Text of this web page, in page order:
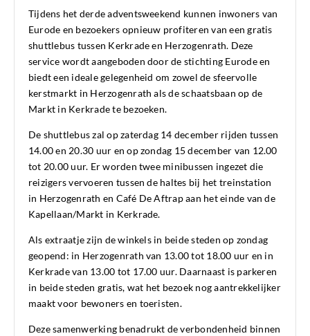
Tijdens het derde adventsweekend kunnen inwoners van
Eurode en bezoekers opnieuw profiteren van een gratis
shuttlebus tussen Kerkrade en Herzogenrath. Deze
service wordt aangeboden door de stichting Eurode en
biedt een ideale gelegenheid om zowel de sfeervolle
kerstmarkt in Herzogenrath als de schaatsbaan op de
Markt in Kerkrade te bezoeken.
De shuttlebus zal op zaterdag 14 december rijden tussen
14.00 en 20.30 uur en op zondag 15 december van 12.00
tot 20.00 uur. Er worden twee minibussen ingezet die
reizigers vervoeren tussen de haltes bij het treinstation
in Herzogenrath en Café De Aftrap aan het einde van de
Kapellaan/Markt in Kerkrade.
Als extraatje zijn de winkels in beide steden op zondag
geopend: in Herzogenrath van 13.00 tot 18.00 uur en in
Kerkrade van 13.00 tot 17.00 uur. Daarnaast is parkeren
in beide steden gratis, wat het bezoek nog aantrekkelijker
maakt voor bewoners en toeristen.
Deze samenwerking benadrukt de verbondenheid binnen